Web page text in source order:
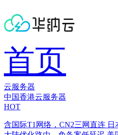
首页
云服务器
中国香港云服务器
HOT
含国际T1网络，CN2三网直连 日